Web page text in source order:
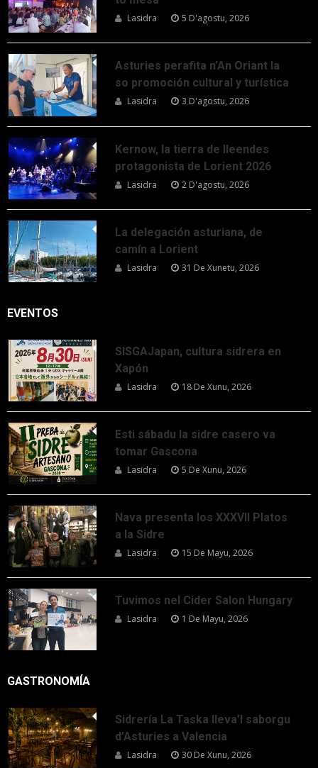
Lasidra 5 D'agostu, 2026
Asturies perafita n’An Oriant la
so promoción cultural y turística
Lasidra 3 D'agostu, 2026
Kernow, la tierra de lleendes
protagonista de Lorient 2026
Lasidra 2 D'agostu, 2026
La delegación asturiana, de
camín a Lorient
Lasidra 31 De Xunetu, 2026
EVENTOS
SISGAJapan, cultura sidrera en
Xapón
Lasidra 18 De Xunu, 2026
Esti sábadu la sidre casero va
tomar Gascona
Lasidra 5 De Xunu, 2026
Nava presenta los XXXVII Platos
a la Sidre
Lasidra 15 De Mayu, 2026
Tuvimos nel Cider Salon Hungary
Lasidra 1 De Mayu, 2026
GASTRONOMÍA
Sidrería La Taska lleva’l saborgu
d’Asturies a Valencia
Lasidra 30 De Xunu, 2026